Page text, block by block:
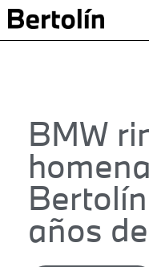
BMW
años